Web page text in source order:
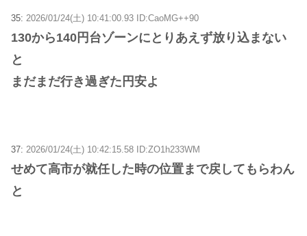
35: 2026/01/24(土) 10:41:00.93 ID:CaoMG++90
130から140円台ゾーンにとりあえず放り込まない
と
まだまだ行き過ぎた円安よ
37: 2026/01/24(土) 10:42:15.58 ID:ZO1h233WM
せめて高市が就任した時の位置まで戻してもらわん
と